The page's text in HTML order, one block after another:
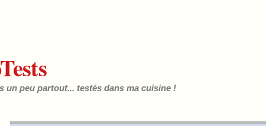
un peu partout... testés dans ma cuisine !